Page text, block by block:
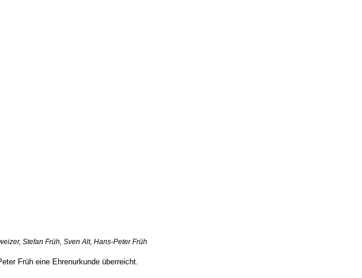
Stefan Früh, Sven Alt, Hans-Peter Früh
Früh eine Ehrenurkunde überreicht.